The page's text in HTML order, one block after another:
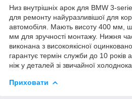
Низ внутрішніх арок для BMW 3-
для ремонту найуразливішої для
автомобіля. Мають висоту 400 мм,
мм для зручності монтажу. Нижня
виконана з високоякісної
гарантує термін служби до 10 років
ніж у деталей зі звичайної
Приховати